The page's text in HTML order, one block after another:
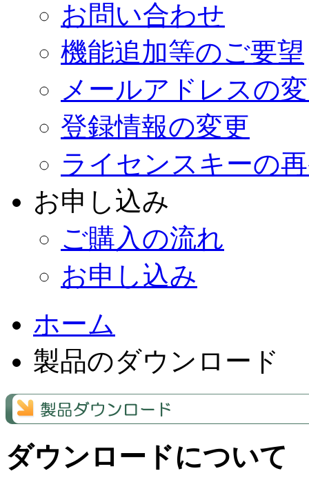
お問い合わせ
機能追加等のご要望
メールアドレスの
登録情報の変更
ライセンスキーの
お申し込み
ご購入の流れ
お申し込み
ホーム
製品のダウンロード
ダウンロードについて